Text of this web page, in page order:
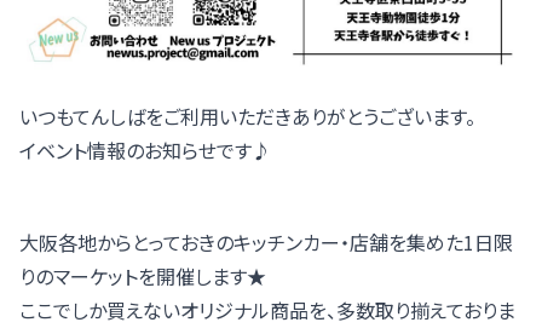
いつもてんしばをご利用いただきありがとうございます。
イベント情報のお知らせです♪
大阪各地からとっておきのキッチンカー・店舗を集めた1日限
りのマーケットを開催します★
ここでしか買えないオリジナル商品を、多数取り揃えておりま